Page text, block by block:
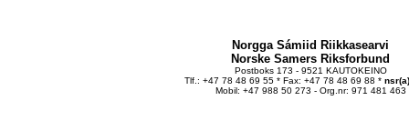
Norgga Sámiid Riikkasearvi
Norske Samers Riksforbund
Postboks 173 - 9521 KAUTOKEINO
Tlf.: +47 78 48 69 55 * Fax: +47 78 48 69 88 *
Mobil: +47 988 50 273 - Org.nr: 971 481 463